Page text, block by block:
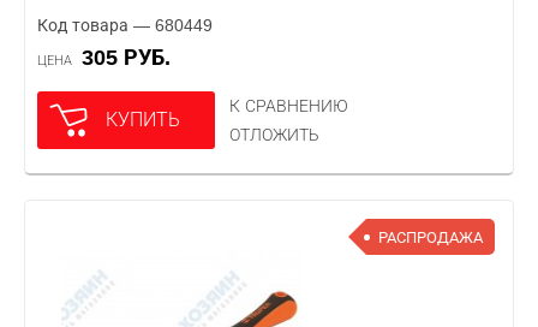
Код товара — 680449
ЦЕНА 305 РУБ.
КУПИТЬ
К СРАВНЕНИЮ
ОТЛОЖИТЬ
РАСПРОДАЖА